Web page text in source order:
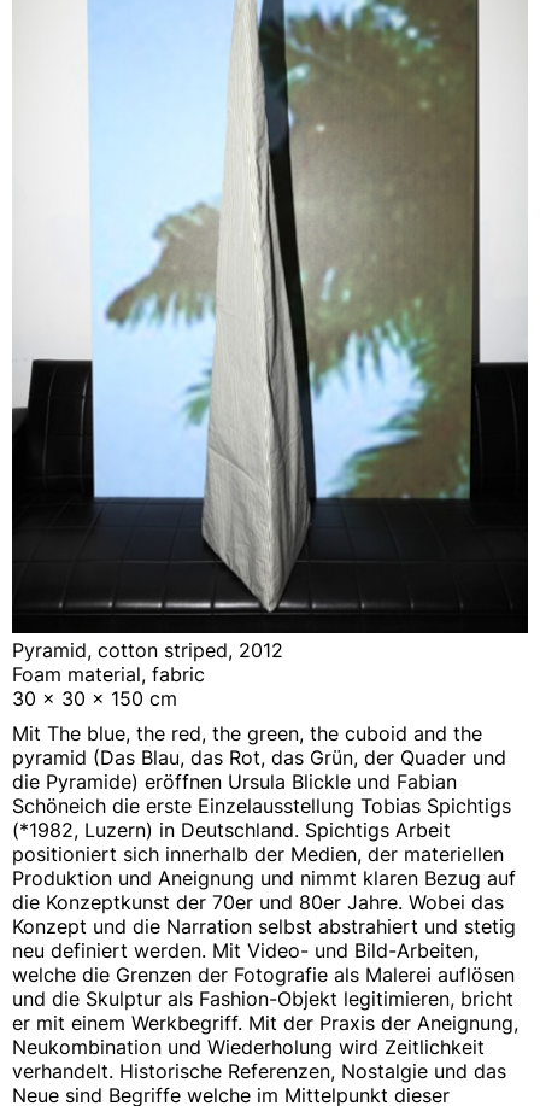
Pyramid, cotton striped, 2012
Foam material, fabric
30 x 30 x 150 cm
Mit The blue, the red, the green, the cuboid and the
pyramid (Das Blau, das Rot, das Grün, der Quader und
die Pyramide) eröffnen Ursula Blickle und Fabian
Schöneich die erste Einzelausstellung Tobias Spichtigs
(*1982, Luzern) in Deutschland. Spichtigs Arbeit
positioniert sich innerhalb der Medien, der materiellen
Produktion und Aneignung und nimmt klaren Bezug auf
die Konzeptkunst der 70er und 80er Jahre. Wobei das
Konzept und die Narration selbst abstrahiert und stetig
neu definiert werden. Mit Video- und Bild-Arbeiten,
welche die Grenzen der Fotografie als Malerei auflösen
und die Skulptur als Fashion-Objekt legitimieren, bricht
er mit einem Werkbegriff. Mit der Praxis der Aneignung,
Neukombination und Wiederholung wird Zeitlichkeit
verhandelt. Historische Referenzen, Nostalgie und das
Neue sind Begriffe welche im Mittelpunkt dieser